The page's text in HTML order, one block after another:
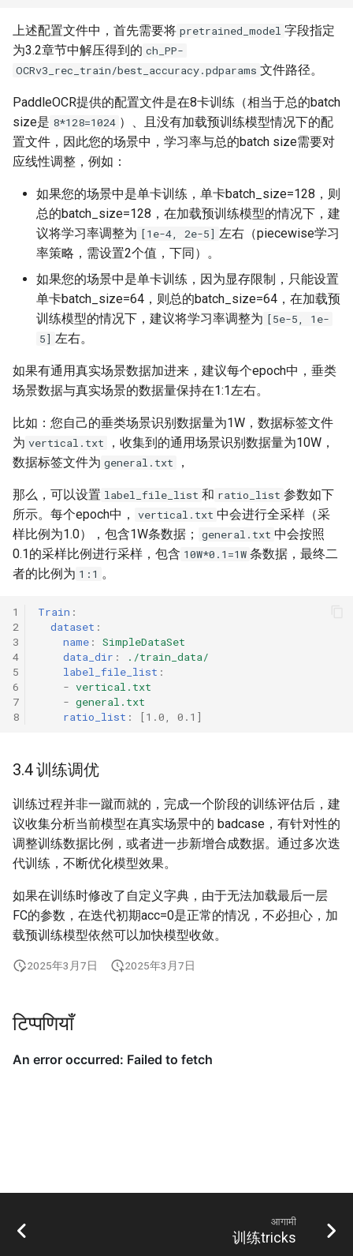
上述配置文件中，首先需要将 pretrained_model 字段指定
为3.2章节中解压得到的 ch_PP-
OCRv3_rec_train/best_accuracy.pdparams 文件路径。
PaddleOCR提供的配置文件是在8卡训练（相当于总的batch
size是 8*128=1024 ）、且没有加载预训练模型情况下的配
置文件，因此您的场景中，学习率与总的batch size需要对
应线性调整，例如：
如果您的场景中是单卡训练，单卡batch_size=128，则
总的batch_size=128，在加载预训练模型的情况下，建
议将学习率调整为 [1e-4, 2e-5] 左右（piecewise学习
率策略，需设置2个值，下同）。
如果您的场景中是单卡训练，因为显存限制，只能设置
单卡batch_size=64，则总的batch_size=64，在加载预
训练模型的情况下，建议将学习率调整为 [5e-5, 1e-
5] 左右。
如果有通用真实场景数据加进来，建议每个epoch中，垂类
场景数据与真实场景的数据量保持在1:1左右。
比如：您自己的垂类场景识别数据量为1W，数据标签文件
为 vertical.txt
，收集到的通用场景识别数据量为10W，
数据标签文件为 general.txt ，
那么，可以设置 label_file_list 和 ratio_list 参数如下
所示。每个epoch中，
vertical.txt 中会进行全采样（采
样比例为1.0），包含1W条数据；
general.txt 中会按照
0.1的采样比例进行采样，包含 10W*0.1=1W 条数据，最终二
者的比例为 1:1 。
1
2
3
4
5
6
7
8
Train :
dataset :
name :
SimpleDataSet
data_dir :
./train_data/
label_file_list :
- vertical.txt
- general.txt
ratio_list : [1.0 0.1 ]
3.4 训练调优
训练过程并非一蹴而就的，完成一个阶段的训练评估后，建
议收集分析当前模型在真实场景中的 badcase，有针对性的
调整训练数据比例，或者进一步新增合成数据。通过多次迭
代训练，不断优化模型效果。
如果在训练时修改了自定义字典，由于无法加载最后一层
FC的参数，在迭代初期acc=0是正常的情况，不必担心，加
载预训练模型依然可以加快模型收敛。
2025年3月7日 2025年3月7日
टिप्पणियाँ
आगामी
训练tricks